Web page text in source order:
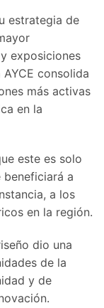
estrategia de
exposiciones
consolida
más activas
en la
este es solo
a
a los
en la región.
dio una
de la
y de